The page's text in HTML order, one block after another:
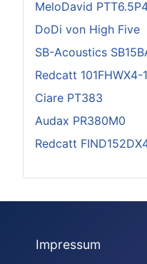
MeloDavid
DoDi von High Five
SB-Acoustics
Redcatt
Ciare PT383
Audax PR380M0
Redcatt
Impressum